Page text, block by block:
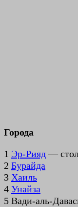
Города
1 Эр-Рияд—
2 Бурайда
3 Хаиль
4 Унайза
5 Вади-аль-